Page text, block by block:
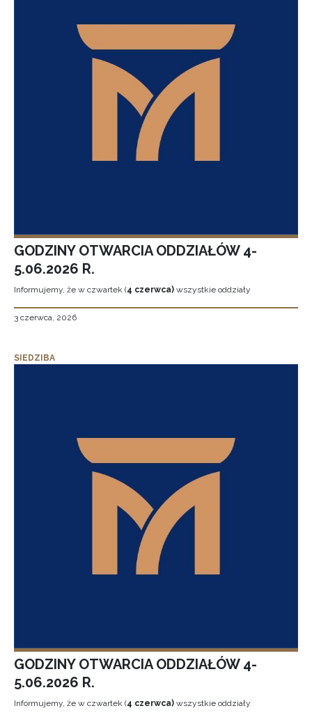
GODZINY OTWARCIA ODDZIAŁÓW 4-
5.06.2026 R.
Informujemy, że w czwartek (4 czerwca) wszystkie oddziały
3 czerwca, 2026
SIEDZIBA
GODZINY OTWARCIA ODDZIAŁÓW 4-
5.06.2026 R.
Informujemy, że w czwartek (4 czerwca) wszystkie oddziały